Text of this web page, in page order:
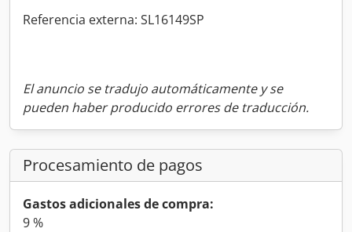
Referencia externa: SL16149SP
El anuncio se tradujo automáticamente y se
pueden haber producido errores de traducción.
Procesamiento de pagos
Gastos adicionales de compra:
9 %